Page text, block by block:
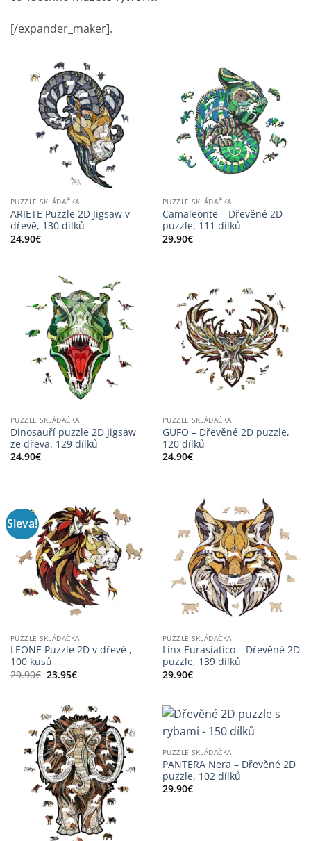
[/expander_maker].
PUZZLE SKLÁDAČKA
ARIETE Puzzle 2D Jigsaw v
dřevě, 130 dílků
24.90€
PUZZLE SKLÁDAČKA
Camaleonte – Dřevěné 2D
puzzle, 111 dílků
29.90€
PUZZLE SKLÁDAČKA
Dinosauří puzzle 2D Jigsaw
ze dřeva. 129 dílků
24.90€
PUZZLE SKLÁDAČKA
GUFO – Dřevěné 2D puzzle,
120 dílků
24.90€
Sleva!
PUZZLE SKLÁDAČKA
LEONE Puzzle 2D v dřevě ,
100 kusů
29.90€ Původní
cena
23.95€Aktuální
cena
PUZZLE SKLÁDAČKA
Linx Eurasiatico – Dřevěné 2D
puzzle, 139 dílků
29.90€
PUZZLE SKLÁDAČKA
PANTERA Nera – Dřevěné 2D
puzzle, 102 dílků
29.90€